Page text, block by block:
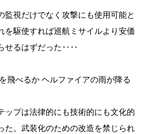
監視だけでなく攻撃にも使用可能と
を駆使すれば巡航ミサイルより安価
せるはずだった‥‥
飛べるか ヘルファイアの雨が降る
ップは法律的にも技術的にも文化的
た。武装化のための改造を禁じられ